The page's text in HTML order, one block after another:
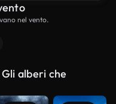
nel vento.
alberi che